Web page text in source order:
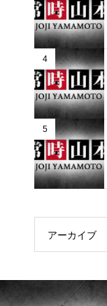
4
5
アーカイブ